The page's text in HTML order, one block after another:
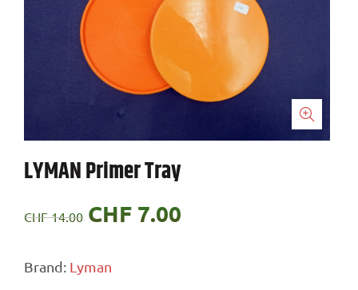
LYMAN Primer Tray
CHF14.00 Le
CHF 7.00
Brand: Lyman